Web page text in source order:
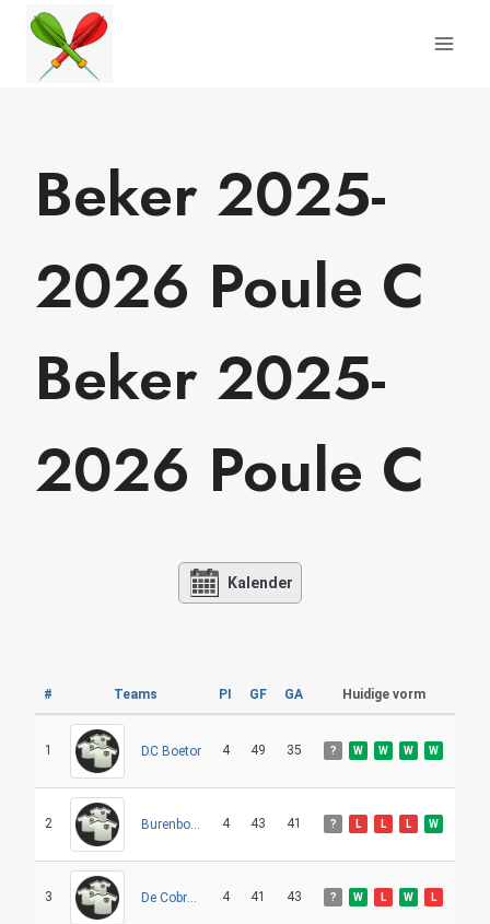
Doorgaan
naar
inhoud
Beker 2025-
2026 Poule C
Beker 2025-
2026 Poule C
Kalender
# Teams PI GF GA Huidige vorm
1 DC Boetor 4 49 35 ? W W W W
2 4 43 41 ? L L L W
3 4 41 43 ? W L W L